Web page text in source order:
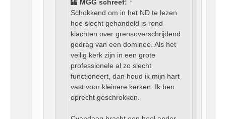
MGG schreef: ↑
Schokkend om in het ND te lezen
hoe slecht gehandeld is rond
klachten over grensoverschrijdend
gedrag van een dominee. Als het
veilig kerk zijn in een grote
professionele al zo slecht
functioneert, dan houd ik mijn hart
vast voor kleinere kerken. Ik ben
oprecht geschrokken.